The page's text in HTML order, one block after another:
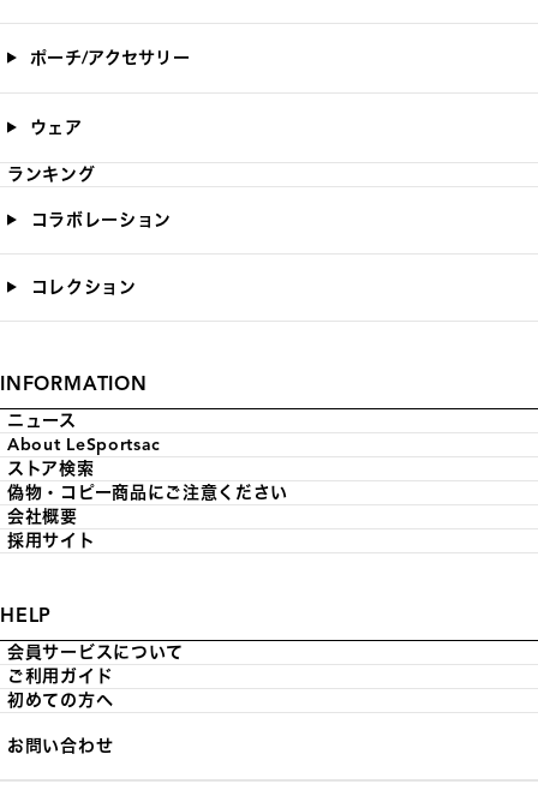
ポーチ/アクセサリー
ウェア
ランキング
コラボレーション
コレクション
INFORMATION
ニュース
About LeSportsac
ストア検索
偽物・コピー商品にご注意ください
会社概要
採用サイト
HELP
会員サービスについて
ご利用ガイド
初めての方へ
お問い合わせ